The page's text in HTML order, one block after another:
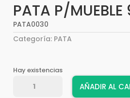
PATA P/
PATA0030
Categoría: PATA
Hay existencias
P/MUEBLE
AÑADIR AL